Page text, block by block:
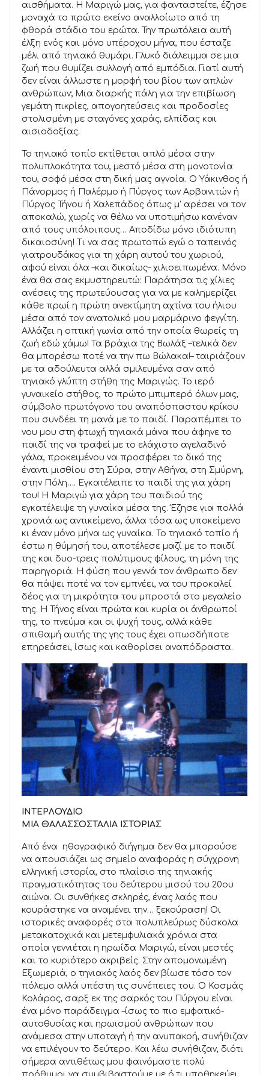
αισθήματα. Η Μαριγώ μας, για φανταστείτε, έζησε
μοναχά το πρώτο εκείνο αναλλοίωτο από τη
φθορά στάδιο του ερώτα. Την πρωτόλεια αυτή
έλξη ενός και μόνο υπέροχου μήνα, που έσταζε
μέλι από τηνιακό θυμάρι. Γλυκό διάλειμμα σε μια
ζωή που θυμίζει συλλογή από εμπόδια. Γιατί αυτή
δεν είναι άλλωστε η μορφή του βίου των απλών
ανθρώπων; Μια διαρκής πάλη για την επιβίωση
γεμάτη πικρίες, απογοητεύσεις και προδοσίες
στολισμένη με σταγόνες χαράς, ελπίδας και
αισιοδοξίας.
Το τηνιακό τοπίο εκτίθεται απλό μέσα στην
πολυπλοκότητα του, μεστό μέσα στη μονοτονία
του, σοφό μέσα στη δική μας αγνοία. Ο Υάκινθος ή
Πάνορμος ή Παλέρμο ή Πύργος των Αρβανιτών ή
Πύργος Τήνου ή Χαλεπάδος όπως μ’ αρέσει να τον
αποκαλώ, χωρίς να θέλω να υποτιμήσω κανέναν
από τους υπόλοιπους… Αποδίδω μόνο ιδιότυπη
δικαιοσύνη! Τι να σας πρωτοπώ εγώ ο ταπεινός
γιατρουδάκος για τη χάρη αυτού του χωριού,
αφού είναι όλα –και δικαίως– χιλιοειπωμένα. Μόνο
ένα θα σας εκμυστηρευτώ: Παράτησα τις χίλιες
ανέσεις της πρωτεύουσας για να με καλημερίζει
κάθε πρωί η πρώτη ανεκτίμητη αχτίνα του ήλιου
μέσα από τον ανατολικό μου μαρμάρινο φεγγίτη.
Αλλάζει η οπτική γωνία από την οποία θωρείς τη
ζωή εδώ χάμω! Τα βράχια της Βωλάξ –τελικά δεν
θα μπορέσω ποτέ να την πω Βώλακα!– ταιριάζουν
με τα αδούλευτα αλλά σμιλευμένα σαν από
τηνιακό γλύπτη στήθη της Μαριγώς. Το ιερό
γυναικείο στήθος, το πρώτο μπιμπερό όλων μας,
σύμβολο πρωτόγονο του αναπόσπαστου κρίκου
που συνδέει τη μανά με το παιδί. Παραπέμπει το
νου μου στη φτωχή τηνιακά μάνα που άφηνε το
παιδί της να τραφεί με το ελάχιστο αγελαδινό
γάλα, προκειμένου να προσφέρει το δικό της
έναντι μισθίου στη Σύρα, στην Αθήνα, στη Σμύρνη,
στην Πόλη…. Εγκατέλειπε το παιδί της για χάρη
του! Η Μαριγώ για χάρη του παιδιού της
εγκατέλειψε τη γυναίκα μέσα της. Έζησε για πολλά
χρονιά ως αντικείμενο, άλλα τόσα ως υποκείμενο
κι έναν μόνο μήνα ως γυναίκα. Το τηνιακό τοπίο ή
έστω η θύμησή του, αποτέλεσε μαζί με το παιδί
της και δυο-τρεις πολύτιμους φίλους, τη μόνη της
παρηγοριά. Η φύση που γεννά τον άνθρωπο δεν
θα πάψει ποτέ να τον εμπνέει, να του προκαλεί
δέος για τη μικρότητα του μπροστά στο μεγαλείο
της. Η Τήνος είναι πρώτα και κυρία οι άνθρωποί
της, το πνεύμα και οι ψυχή τους, αλλά κάθε
σπιθαμή αυτής της γης τους έχει οπωσδήποτε
επηρεάσει, ίσως και καθορίσει αναπόδραστα.
ΙΝΤΕΡΛΟΥΔΙΟ
ΜΙΑ ΘΑΛΑΣΣΟΣΤΑΛΙΑ ΙΣΤΟΡΙΑΣ
Από ένα ηθογραφικό διήγημα δεν θα μπορούσε
να απουσιάζει ως σημείο αναφοράς η σύγχρονη
ελληνική ιστορία, στο πλαίσιο της τηνιακής
πραγματικότητας του δεύτερου μισού του 20ου
αιώνα. Οι συνθήκες σκληρές, ένας λαός που
κουράστηκε να αναμένει την… ξεκούραση! Οι
ιστορικές αναφορές στα πολυπλεύρως δύσκολα
μετακατοχικά και μετεμφυλιακά χρόνια στα
οποία γεννιέται η ηρωίδα Μαριγώ, είναι μεστές
και το κυριότερο ακριβείς. Στην απομονωμένη
Εξωμεριά, ο τηνιακός λαός δεν βίωσε τόσο τον
πόλεμο αλλά υπέστη τις συνέπειες του. Ο Κοσμάς
Κολάρος, σαρξ εκ της σαρκός του Πύργου είναι
ένα μόνο παράδειγμα –ίσως το πιο εμφατικό-
αυτοθυσίας και ηρωισμού ανθρώπων που
ανάμεσα στην υποταγή ή την ανυπακοή, συνήθιζαν
να επιλέγουν το δεύτερο. Και λέω συνήθιζαν, διότι
σήμερα αντιθέτως μου φαινόμαστε πολύ